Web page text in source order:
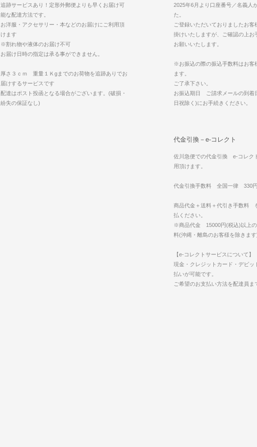
追跡サービスあり！定形外郵便よりも早くお届け可
能な配達方法です。
お洋服・アクセサリー・本などのお届けにご利用頂
けます
※割れ物や液体のお届け不可
お届け日時の指定は承る事ができません。
厚さ３ｃｍ 重量１Ｋgまでのお荷物を追跡ありでお
届けするサービスです
配達はポスト投函となる場合がございます。(破損・
紛失の保証なし)
2025年6月より口座番号／名義人
た。
ご登録いただいておりましたお客
掛けいたしますが、ご確認の上お
お願いいたします。
※お振込の際の振込手数料はお客
ます。
ご了承下さい。
お振込期日 ご請求メールの到着
日祝除く)にお手続きください。
代金引換－e-コレクト
佐川急便での代金引換 e-コレク
用頂けます。
代金引換手数料 全国一律 330円
商品代金＋送料＋代引き手数料
払ください。
※商品代金 15000円(税込)以上の
料(沖縄・離島のお客様を除きます
【e-コレクトサービスについて】
現金・クレジットカード・デビッ
払いが可能です。
ご希望のお支払い方法を配達員ま